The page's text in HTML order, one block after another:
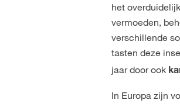
het
vermoeden,
verschillende
tasten deze
jaar door ook
In Europa zijn